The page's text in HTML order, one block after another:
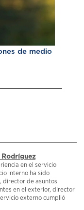
de medio
Rodríguez
en el servicio
interno ha sido
director de asuntos
en el exterior, director
externo cumplió